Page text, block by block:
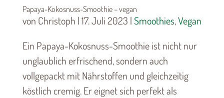
Papaya-Kokosnuss-Smoothie – vegan
von Christoph | 17. Juli 2023 |Smoothies,Vegan
Ein Papaya-Kokosnuss-Smoothie ist nicht nur
unglaublich erfrischend, sondern auch
vollgepackt mit Nährstoffen und gleichzeitig
köstlich cremig. Er eignet sich perfekt als